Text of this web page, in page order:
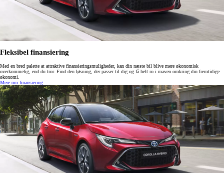
Fleksibel finansiering
Med en bred palette at attraktive finansieringsmuligheder, kan din næste bil blive mere økonomisk
overkommelig, end du tror. Find den løsning, der passer til dig og få helt ro i maven omkring din fremtidige
økonomi.
Mere om finansiering